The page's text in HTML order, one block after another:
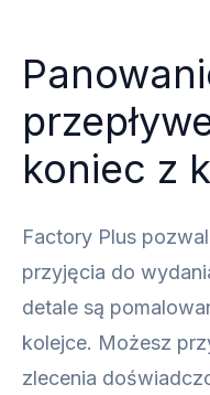
koniec z
Factory Plus
przyjęcia do
detale są
kolejce. Możesz
zlecenia